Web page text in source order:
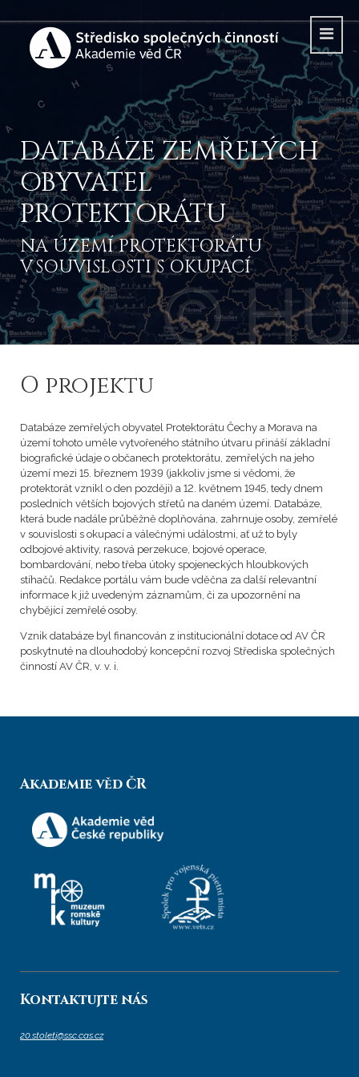
DATABÁZE ZEMŘELÝCH
OBYVATEL
PROTEKTORÁTU
NA ÚZEMÍ PROTEKTORÁTU
V SOUVISLOSTI S OKUPACÍ
O projektu
Databáze zemřelých obyvatel Protektorátu Čechy a Morava na
území tohoto uměle vytvořeného státního útvaru přináší základní
biografické údaje o občanech protektorátu, zemřelých na jeho
území mezi 15. březnem 1939 (jakkoliv jsme si vědomi, že
protektorát vznikl o den později) a 12. květnem 1945, tedy dnem
posledních větších bojových střetů na daném území. Databáze,
která bude nadále průběžně doplňována, zahrnuje osoby, zemřelé
v souvislosti s okupací a válečnými událostmi, ať už to byly
odbojové aktivity, rasová perzekuce, bojové operace,
bombardování, nebo třeba útoky spojeneckých hloubkových
stíhačů. Redakce portálu vám bude vděčna za další relevantní
informace k již uvedeným záznamům, či za upozornění na
chybějící zemřelé osoby.
Vznik databáze byl financován z institucionální dotace od AV ČR
poskytnuté na dlouhodobý koncepční rozvoj Střediska společných
činností AV ČR, v. v. i.
Akademie věd ČR
Kontaktujte nás
20.stoleti@ssc.cas.cz